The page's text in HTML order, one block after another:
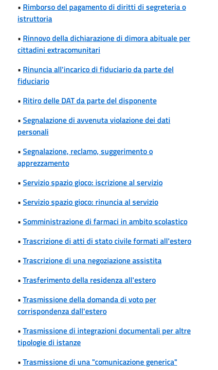
• Rimborso del pagamento di diritti di segreteria o
istruttoria
• Rinnovo della dichiarazione di dimora abituale per
cittadini extracomunitari
• Rinuncia all'incarico di fiduciario da parte del
fiduciario
• Ritiro delle DAT da parte del disponente
• Segnalazione di avvenuta violazione dei dati
personali
• Segnalazione, reclamo, suggerimento o
apprezzamento
• Servizio spazio gioco: iscrizione al servizio
• Servizio spazio gioco: rinuncia al servizio
• Somministrazione di farmaci in ambito scolastico
• Trascrizione di atti di stato civile formati all'estero
• Trascrizione di una negoziazione assistita
• Trasferimento della residenza all'estero
• Trasmissione della domanda di voto per
corrispondenza dall'estero
• Trasmissione di integrazioni documentali per altre
tipologie di istanze
• Trasmissione di una "comunicazione generica"